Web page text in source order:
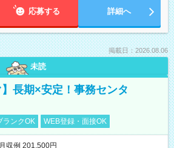
応募する 詳細へ
掲載日：2026.08.06
未読
】長期×安定！事務センタ
ランクOK WEB登録・面接OK
収例 201,500円